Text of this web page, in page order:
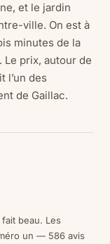
et le jardin
ville. On est à
minutes de la
Le prix, autour de
l’un des
de Gaillac.
beau. Les
un — 586 avis